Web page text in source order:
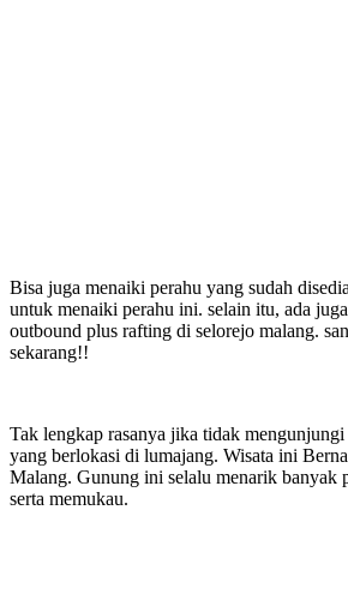
Bisa juga menaiki perahu yang sudah
untuk menaiki perahu ini. selain itu, ada
outbound plus rafting di selorejo malang.
sekarang!!
Tak lengkap rasanya jika tidak
yang berlokasi di lumajang. Wisata ini
Malang. Gunung ini selalu menarik banyak
serta memukau.